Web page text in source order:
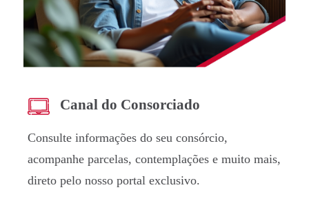
Canal do Consorciado
Consulte informações do seu consórcio,
acompanhe parcelas, contemplações e muito mais,
direto pelo nosso portal exclusivo.